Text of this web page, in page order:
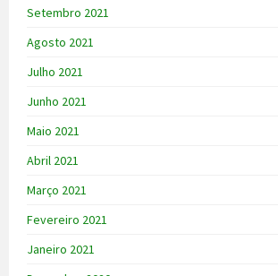
Setembro 2021
Agosto 2021
Julho 2021
Junho 2021
Maio 2021
Abril 2021
Março 2021
Fevereiro 2021
Janeiro 2021